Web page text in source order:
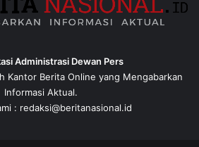
Administrasi Dewan Pers
Kantor Berita Online yang Mengabarkan
Informasi Aktual.
: redaksi@beritanasional.id